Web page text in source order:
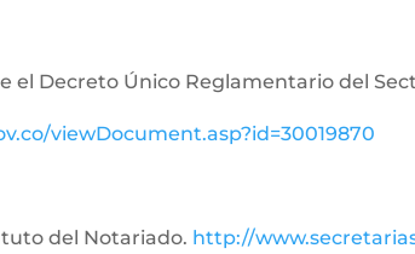
el Decreto Único Reglamentario del
viewDocument.asp?id=30019870
del Notariado. http://